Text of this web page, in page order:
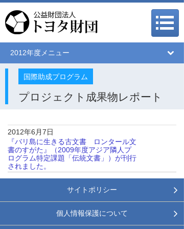
2012年度メニュー
国際助成プログラム
プロジェクト成果物レポート
2012年6月7日
『バリ島に生きる古文書 ロンタール文
書のすがた』（2009年度アジア隣人プ
ログラム特定課題「伝統文書」）が刊行
されました。
サイトポリシー
個人情報保護について